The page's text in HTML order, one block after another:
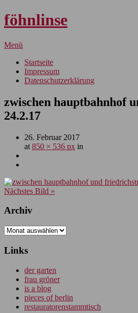
föhnlinse
Menü
Startseite
Impressum
Datenschutzerklärung
zwischen hauptbahnhof
24.2.17
26. Februar 2017
at 850 × 536 px in
Nächstes Bild »
Archiv
Archiv
Links
der garten
frau gröner
is a blog
pieces of berlin
restauratorenstammtisch